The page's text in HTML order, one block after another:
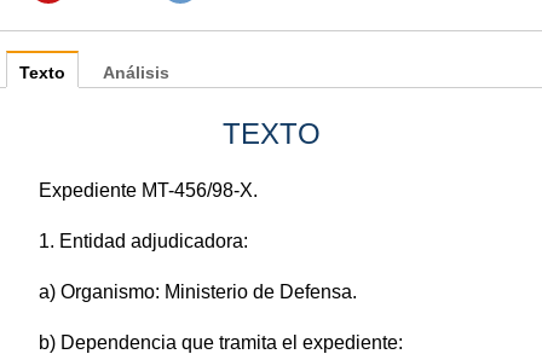
Texto
TEXTO
Expediente MT-456/98-X.
1. Entidad adjudicadora:
a) Organismo: Ministerio de Defensa.
b) Dependencia que tramita el expediente:
Análisis